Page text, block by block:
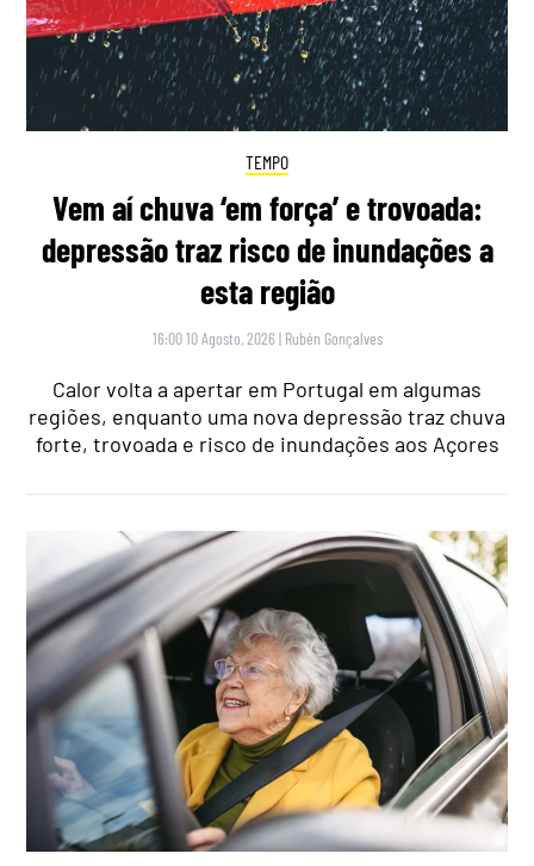
TEMPO
Vem aí chuva ‘em força’ e trovoada:
depressão traz risco de inundações a
esta região
16:00 10 Agosto, 2026 | Rubén Gonçalves
Calor volta a apertar em Portugal em algumas
regiões, enquanto uma nova depressão traz chuva
forte, trovoada e risco de inundações aos Açores